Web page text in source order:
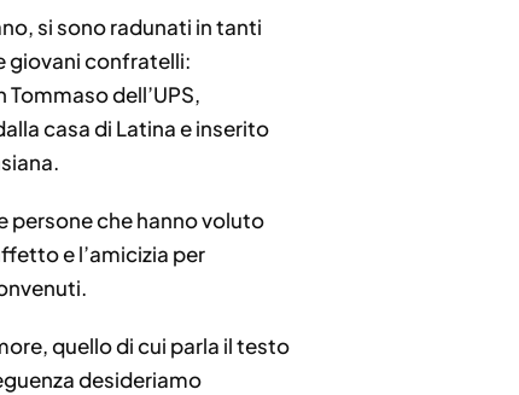
si sono radunati in tanti
giovani confratelli:
dell’UPS,
casa di Latina e inserito
persone che hanno voluto
e l’amicizia per
quello di cui parla il testo
desideriamo